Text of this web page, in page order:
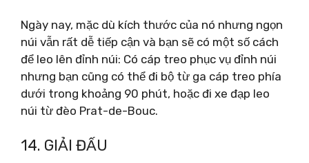
Ngày nay, mặc dù kích thước của nó nhưng ngọn
núi vẫn rất dễ tiếp cận và bạn sẽ có một số cách
để leo lên đỉnh núi: Có cáp treo phục vụ đỉnh núi
nhưng bạn cũng có thể đi bộ từ ga cáp treo phía
dưới trong khoảng 90 phút, hoặc đi xe đạp leo
núi từ đèo Prat-de-Bouc.
14. GIẢI ĐẤU